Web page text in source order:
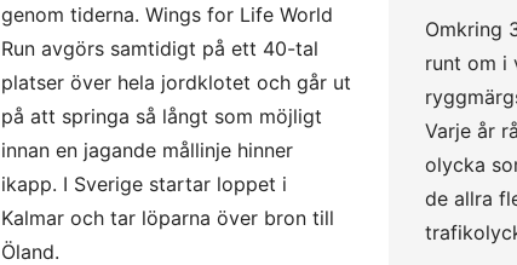
Omkring
runt om i
Varje år
olycka
de allra
genom tiderna. Wings for Life World
Run avgörs samtidigt på ett 40-tal
platser över hela jordklotet och går ut
på att springa så långt som möjligt
innan en jagande mållinje hinner
ikapp. I Sverige startar loppet i
Kalmar och tar löparna över bron till
Öland.